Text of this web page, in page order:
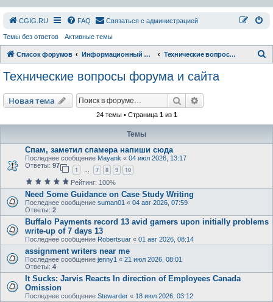
СGIG.RU FAQ Связаться с администрацией
Темы без ответов Активные темы
Список форумов Информационный раздел Технические вопросы форума и сайта
Технические вопросы форума и сайта
Новая тема Поиск
24 темы • Страница 1из 1
Темы
Спам, заметил спамера напиши сюда
Последнее сообщение Mayank « 04 июл 2026, 13:17
Ответы: 97
1 … 7 8 9 10
Рейтинг: 100%
Need Some Guidance on Case Study Writing
Последнее сообщение suman01 « 04 авг 2026, 07:59
Ответы: 2
Buffalo Payments record 13 avid gamers upon initially problems
write-up of 7 days 13
Последнее сообщение Robertsuar « 01 авг 2026, 08:14
assignment writers near me
Последнее сообщение jenny1 « 21 июл 2026, 08:01
Ответы: 4
It Sucks: Jarvis Reacts In direction of Employees Canada
Omission
Последнее сообщение Stewarder « 18 июл 2026, 03:12